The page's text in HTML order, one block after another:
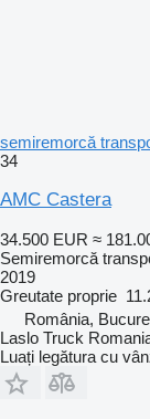
semiremorcă
34
AMC Castera
34.500 EUR ≈
Semiremorcă
2019
Greutate proprie
România,
Laslo Truck
Luați legătura cu